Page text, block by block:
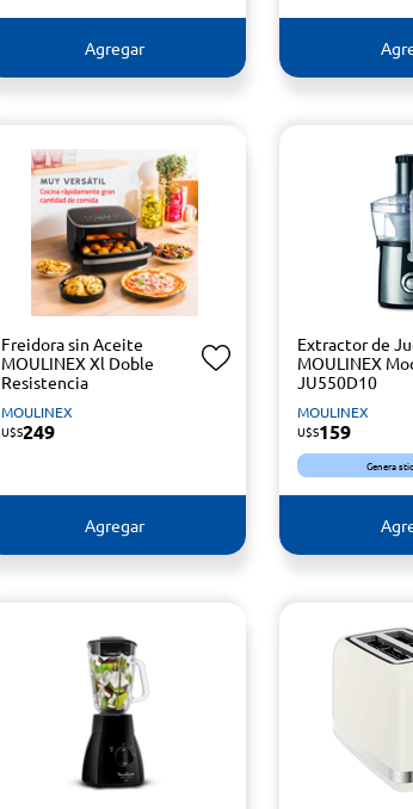
Agregar
Freidora sin Aceite
MOULINEX Xl Doble
Resistencia
MOULINEX
U$S249
Agregar
Extractor de
MOULINEX
JU550D10
MOULINEX
U$S159
Genera